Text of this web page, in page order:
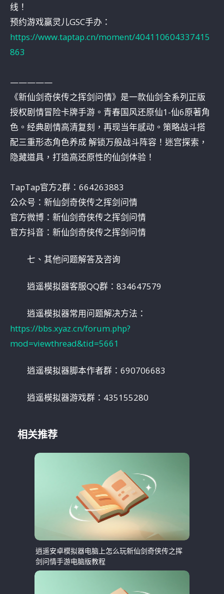
线！
预约游戏赢灵儿GSC手办：
https://www.taptap.cn/moment/404110604337415
863
—————
《新仙剑奇侠传之挥剑问情》是一款仙剑全系列正版
授权剧情冒险卡牌手游。青春国风还原仙1-仙6原著角
色。经典剧情高清复刻，再现当年感动。策略战斗搭
配三重形态角色养成 解锁万般战斗阵容！迷宫探索，
隐藏道具，打造高还原性的仙剑体验！
TapTap官方2群：664263883
公众号：新仙剑奇侠传之挥剑问情
官方微博：新仙剑奇侠传之挥剑问情
官方抖音：新仙剑奇侠传之挥剑问情
七、其他问题解答及咨询
逍遥模拟器客服QQ群：834647579
逍遥模拟器常用问题解决方法：
https://bbs.xyaz.cn/forum.php?
mod=viewthread&tid=5661
逍遥模拟器脚本作者群：690706683
逍遥模拟器游戏群：435155280
相关推荐
逍遥安卓模拟器电脑上怎么玩新仙剑奇侠传之挥
剑问情手游电脑版教程